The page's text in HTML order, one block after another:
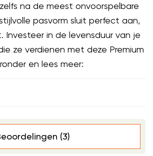
na de meest onvoorspelbare
pasvorm sluit perfect aan,
in de levensduur van je
ze verdienen met deze Premium
en lees meer:
(3)